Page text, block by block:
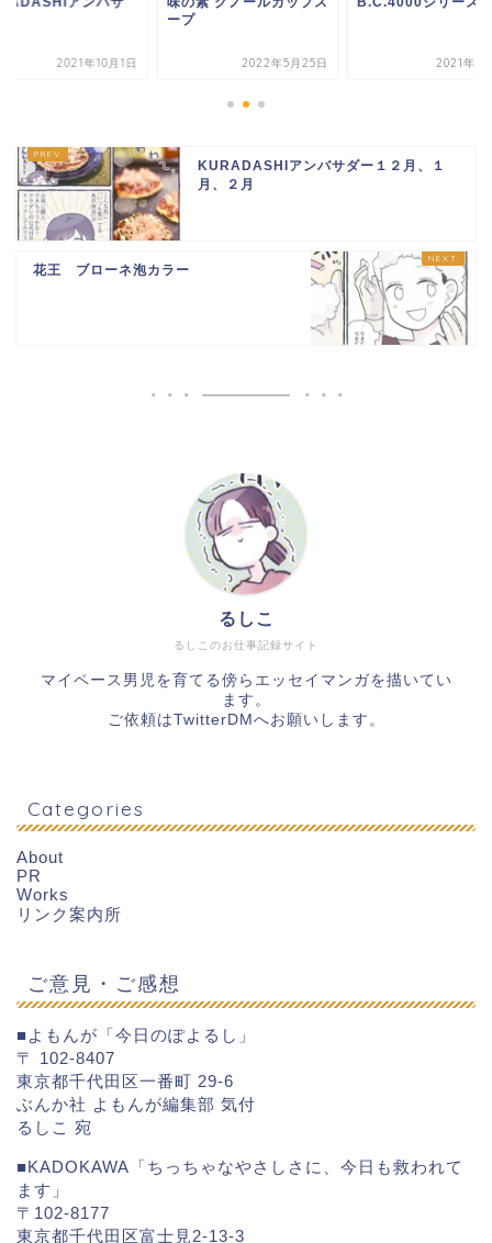
2021年10月1日
ープ
2022年5月25日 2021年8
KURADASHIアンバサダー１２月、１
月、２月
花王 ブローネ泡カラー
るしこのお仕事記録サイト
るしこ
マイペース男児を育てる傍らエッセイマンガを描いてい
ます。
ご依頼はTwitterDMへお願いします。
Categories
About
PR
Works
リンク案内所
ご意見・ご感想
■よもんが「今日のぽよるし」
〒 102-8407
東京都千代田区一番町 29-6
ぶんか社 よもんが編集部 気付
るしこ 宛
■KADOKAWA「ちっちゃなやさしさに、今日も救われて
ます」
〒102-8177
東京都千代田区富士見2-13-3